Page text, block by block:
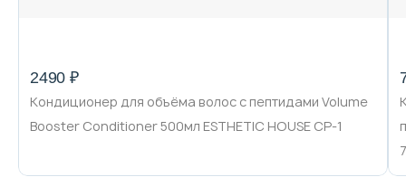
Аксессуары
2490 ₽
Кондиционер для объёма волос с пептидами Volume
Booster Conditioner 500мл ESTHETIC HOUSE CP-1